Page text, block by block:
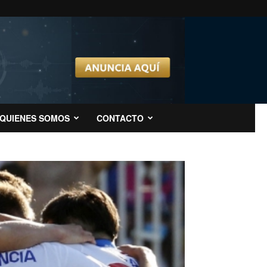
QUIENES SOMOS CONTACTO